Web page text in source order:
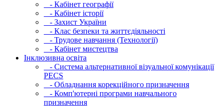
- Кабінет географії
- Кабінет історії
- Захист України
- Клас безпеки та життєдіяльності
- Трудове навчання (Технології)
- Кабінет мистецтва
Інклюзивна освіта
- Система альтернативної візуальної комунікації
PECS
- Обладнання корекційного призначення
- Комп'ютерні програми навчального
призначення